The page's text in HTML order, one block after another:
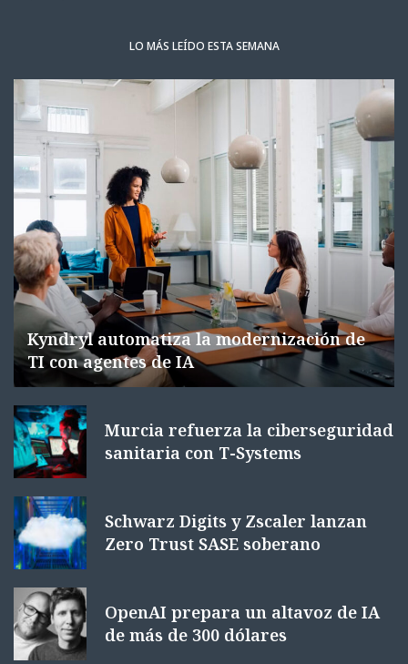
LO MÁS LEÍDO ESTA SEMANA
Kyndryl automatiza la modernización de
TI con agentes de IA
Murcia refuerza la ciberseguridad
sanitaria con T-Systems
Schwarz Digits y Zscaler lanzan
Zero Trust SASE soberano
OpenAI prepara un altavoz de IA
de más de 300 dólares